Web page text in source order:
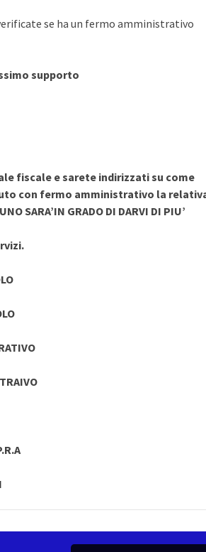
se ha un fermo amministrativo
supporto
fiscale e sarete indirizzati su come
con fermo amministrativo la
GRADO DI DARVI DI PIU’